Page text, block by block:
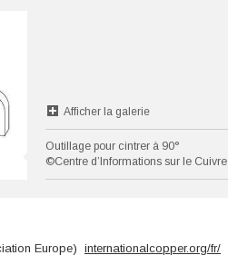
Afficher la galerie
Outillage pour cintrer à 90°
©Centre d’Informations sur le Cuivre
Europe) internationalcopper.org/fr/